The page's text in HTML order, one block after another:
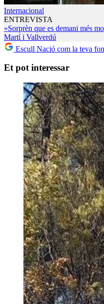
Internacional
ENTREVISTA
«Sorprèn que es demani més
Martí i Vallverdú
Escull Nació com la teva
Et pot interessar